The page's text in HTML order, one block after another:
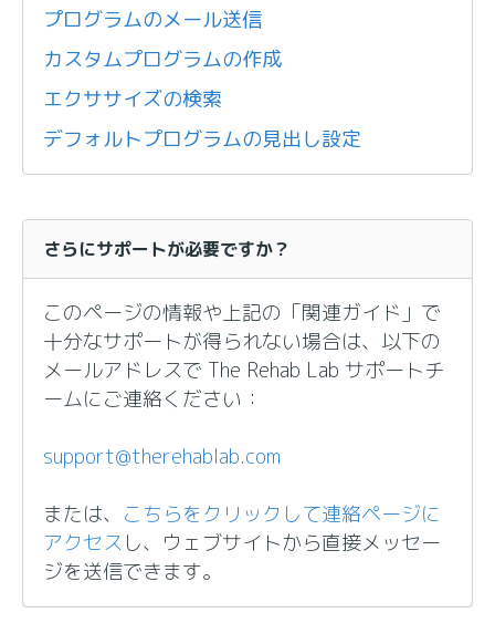
プログラムのメール送信
カスタムプログラムの作成
エクササイズの検索
デフォルトプログラムの見出し設定
さらにサポートが必要ですか？
このページの情報や上記の「関連ガイド」で
十分なサポートが得られない場合は、以下の
メールアドレスで The Rehab Lab サポートチ
ームにご連絡ください：
support@therehablab.com
または、 こちらをクリックして連絡ページに
アクセス し、ウェブサイトから直接メッセー
ジを送信できます。